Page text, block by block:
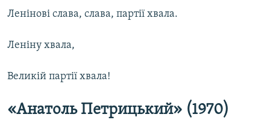
Ленінові слава, слава, партії хвала.
Леніну хвала,
Великій партії хвала!
«Анатоль Петрицький» (1970)